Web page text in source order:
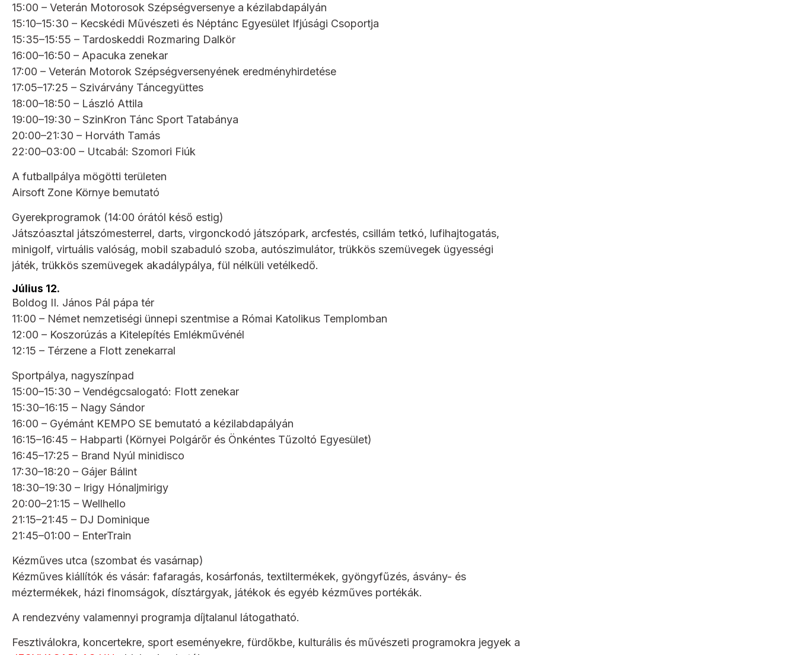
15:00 – Veterán Motorosok Szépségversenye a kézilabdapályán
15:10–15:30 – Kecskédi Művészeti és Néptánc Egyesület Ifjúsági Csoportja
15:35–15:55 – Tardoskeddi Rozmaring Dalkör
16:00–16:50 – Apacuka zenekar
17:00 – Veterán Motorok Szépségversenyének eredményhirdetése
17:05–17:25 – Szivárvány Táncegyüttes
18:00–18:50 – László Attila
19:00–19:30 – SzinKron Tánc Sport Tatabánya
20:00–21:30 – Horváth Tamás
22:00–03:00 – Utcabál: Szomori Fiúk
A futballpálya mögötti területen
Airsoft Zone Környe bemutató
Gyerekprogramok (14:00 órától késő estig)
Játszóasztal játszómesterrel, darts, virgonckodó játszópark, arcfestés, csillám tetkó, lufihajtogatás,
minigolf, virtuális valóság, mobil szabaduló szoba, autószimulátor, trükkös szemüvegek ügyességi
játék, trükkös szemüvegek akadálypálya, fül nélküli vetélkedő.
Július 12.
Boldog II. János Pál pápa tér
11:00 – Német nemzetiségi ünnepi szentmise a Római Katolikus Templomban
12:00 – Koszorúzás a Kitelepítés Emlékművénél
12:15 – Térzene a Flott zenekarral
Sportpálya, nagyszínpad
15:00–15:30 – Vendégcsalogató: Flott zenekar
15:30–16:15 – Nagy Sándor
16:00 – Gyémánt KEMPO SE bemutató a kézilabdapályán
16:15–16:45 – Habparti (Környei Polgárőr és Önkéntes Tűzoltó Egyesület)
16:45–17:25 – Brand Nyúl minidisco
17:30–18:20 – Gájer Bálint
18:30–19:30 – Irigy Hónaljmirigy
20:00–21:15 – Wellhello
21:15–21:45 – DJ Dominique
21:45–01:00 – EnterTrain
Kézműves utca (szombat és vasárnap)
Kézműves kiállítók és vásár: fafaragás, kosárfonás, textiltermékek, gyöngyfűzés, ásvány- és
méztermékek, házi finomságok, dísztárgyak, játékok és egyéb kézműves portékák.
A rendezvény valamennyi programja díjtalanul látogatható.
Fesztiválokra, koncertekre, sport eseményekre, fürdőkbe, kulturális és művészeti programokra jegyek a